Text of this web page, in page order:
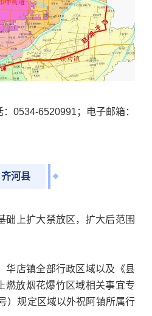
：0534-6520991；电子邮箱：
齐河县
上扩大禁放区，扩大后范围
店镇全部行政区域以及《县
燃放烟花爆竹区域相关事宜专
）规定区域以外祝阿镇所属行